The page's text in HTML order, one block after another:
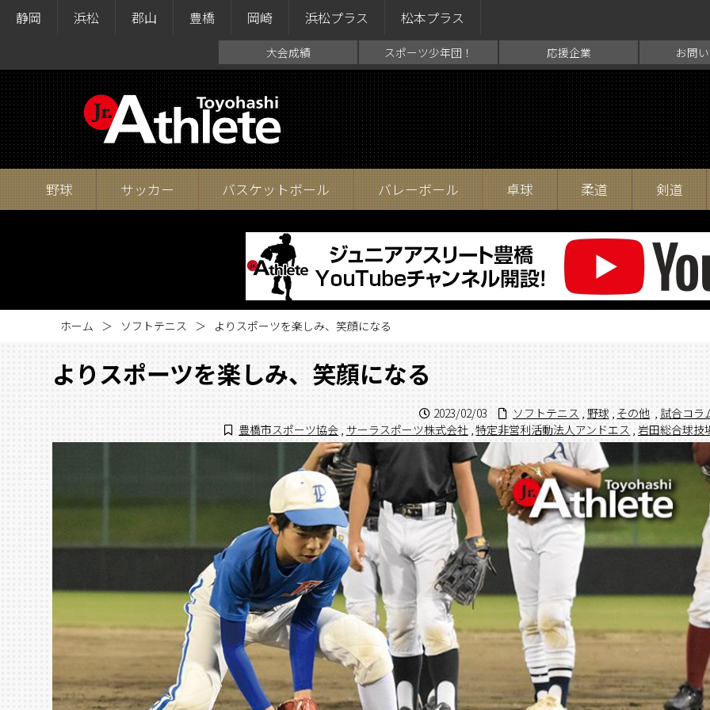
静岡 浜松 郡山 豊橋 岡崎 浜松プラス 松本プラス
大会成績 スポーツ少年団！ 応援企業 お問
野球 サッカー バスケットボール バレーボール 卓球 柔道 剣道
ホーム ソフトテニス よりスポーツを楽しみ、笑顔になる
よりスポーツを楽しみ、笑顔になる
2023/02/03 ソフトテニス , 野球 , その他 , 試合コラ
豊橋市スポーツ協会 , サーラスポーツ株式会社 ,特定非営利活動法人アンドエス , 岩田総合球技